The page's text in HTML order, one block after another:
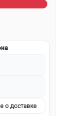
о доставке